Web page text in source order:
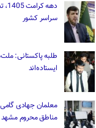
سراسر کشور
طلبه پاکستانی:
ایستاده‌اند
معلمان جهادی
مناطق محروم مشهد